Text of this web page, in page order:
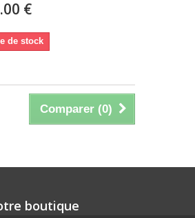
€
de stock
Comparer (0)
boutique